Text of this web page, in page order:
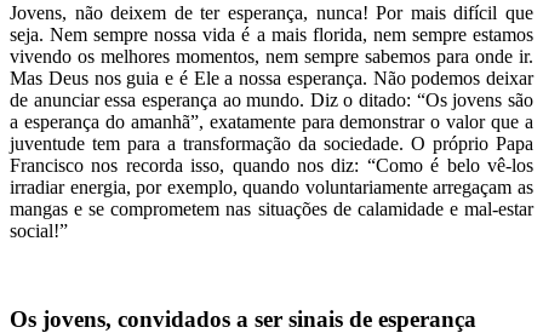
Jovens, não deixem de ter esperança, nunca! Por mais difícil que
seja. Nem sempre nossa vida é a mais florida, nem sempre estamos
vivendo os melhores momentos, nem sempre sabemos para onde ir.
Mas Deus nos guia e é Ele a nossa esperança. Não podemos deixar
de anunciar essa esperança ao mundo. Diz o ditado: “Os jovens são
a esperança do amanhã”, exatamente para demonstrar o valor que a
juventude tem para a transformação da sociedade. O próprio Papa
Francisco nos recorda isso, quando nos diz: “Como é belo vê-los
irradiar energia, por exemplo, quando voluntariamente arregaçam as
mangas e se comprometem nas situações de calamidade e mal-estar
social!”
Os jovens, convidados a ser sinais de esperança